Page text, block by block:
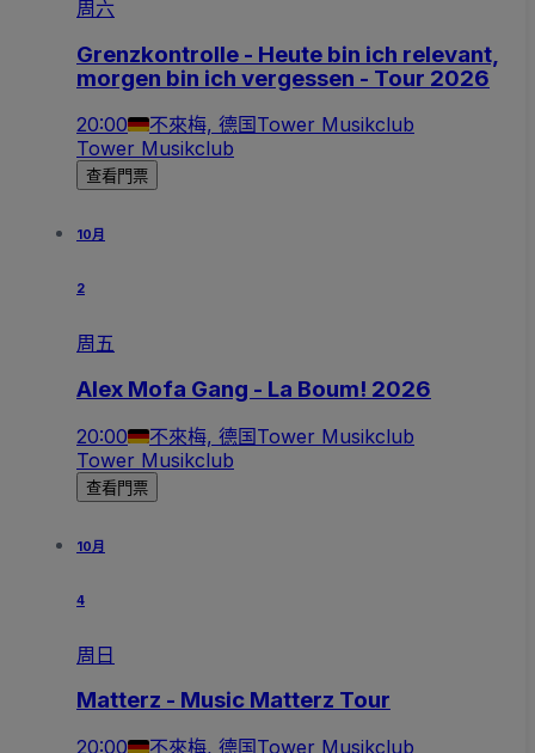
周六
Grenzkontrolle - Heute bin ich relevant,
morgen bin ich vergessen - Tour 2026
20:00 不來梅, 德国Tower Musikclub
Tower Musikclub
查看門票
10月
2
周五
Alex Mofa Gang - La Boum! 2026
20:00 不來梅, 德国Tower Musikclub
Tower Musikclub
查看門票
10月
4
周日
Matterz - Music Matterz Tour
20:00 不來梅, 德国Tower Musikclub